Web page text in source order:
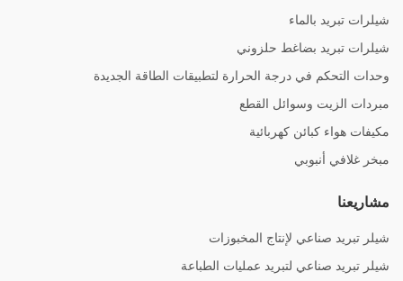
شيلرات تبريد بالماء
شيلرات تبريد بضاغط حلزوني
وحدات التحكم في درجة الحرارة لتطبيقات الطاقة الجديدة
مبردات الزيت وسوائل القطع
مكيفات هواء كبائن كهربائية
مبخر غلافي أنبوبي
مشاريعنا
شيلر تبريد صناعي لإنتاج المخبوزات
شيلر تبريد صناعي لتبريد عمليات الطباعة